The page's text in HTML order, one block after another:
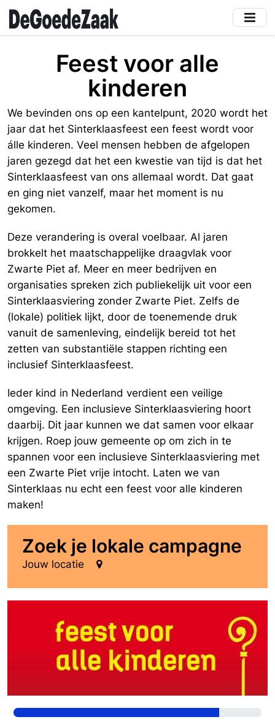
Skip
main
Feest voor alle
kinderen
We bevinden ons op een kantelpunt, 2020 wordt het
jaar dat het Sinterklaasfeest een feest wordt voor
álle kinderen. Veel mensen hebben de afgelopen
jaren gezegd dat het een kwestie van tijd is dat het
Sinterklaasfeest van ons allemaal wordt. Dat gaat
en ging niet vanzelf, maar het moment is nu
gekomen.
Deze verandering is overal voelbaar. Al jaren
brokkelt het maatschappelijke draagvlak voor
Zwarte Piet af. Meer en meer bedrijven en
organisaties spreken zich publiekelijk uit voor een
Sinterklaasviering zonder Zwarte Piet. Zelfs de
(lokale) politiek lijkt, door de toenemende druk
vanuit de samenleving, eindelijk bereid tot het
zetten van substantiële stappen richting een
inclusief Sinterklaasfeest.
Ieder kind in Nederland verdient een veilige
omgeving. Een inclusieve Sinterklaasviering hoort
daarbij. Dit jaar kunnen we dat samen voor elkaar
krijgen. Roep jouw gemeente op om zich in te
spannen voor een inclusieve Sinterklaasviering met
een Zwarte Piet vrije intocht. Laten we van
Sinterklaas nu echt een feest voor alle kinderen
maken!
Zoek je lokale campagne
Jouw locatie